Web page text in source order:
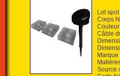
Lot
Corps
Câble
Source